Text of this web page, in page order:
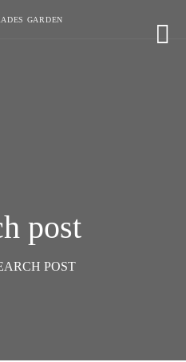
GARDEN
post
POST